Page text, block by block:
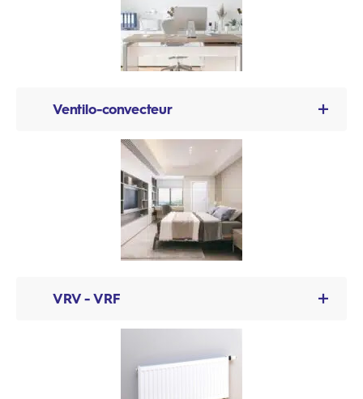
distance selon vos paramètres.
détecteur de mouvementsest également
installé dans la pièce, afin de réguler la
Ventilo-convecteur
un thermostat connecté
remplace le thermostat existant, pour la mesure et
pilotage intelligentde la température.
Ce thermostat intègre également un
, afin de réguler la température
VRV - VRF